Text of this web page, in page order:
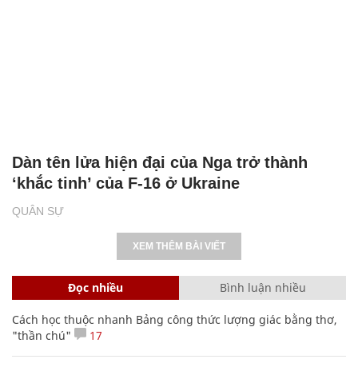
QUÂN SỰ
Dàn tên lửa hiện đại của Nga trở thành
‘khắc tinh’ của F-16 ở Ukraine
XEM THÊM BÀI VIẾT
Đọc nhiều Bình luận nhiều
Cách học thuộc nhanh Bảng công thức lượng giác bằng thơ,
"thần chú"
17